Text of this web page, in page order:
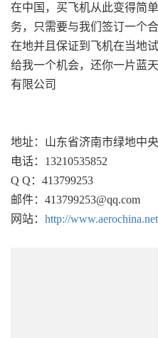
在中国，买飞机从此变得简
务，只需要与我们签订一个
在地并且保证到飞机在当地试
给我一个机会，还你一片蓝
有限公司
地址：山东省济南市绿地中
电话：13210535852
Q Q：413799253
邮件：413799253@qq.com
网站： http://